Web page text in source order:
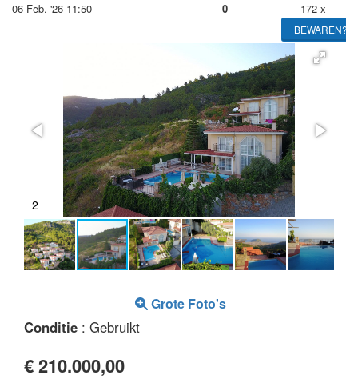
06 Feb. '26 11:50 0 172 x
BEWAREN?
2
Grote Foto's
Conditie : Gebruikt
€ 210.000,00